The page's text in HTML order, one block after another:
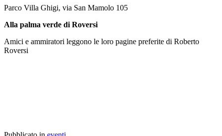
Parco Villa Ghigi, via San Mamolo 105
Alla palma verde di Roversi
Amici e ammiratori leggono le loro pagine preferite di Roberto
Roversi